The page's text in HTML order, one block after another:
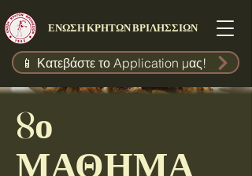
ΕΝΩΣΗ ΚΡΗΤΩΝ ΒΡΙΛΗΣΣΙΩΝ
📱 Κατεβάστε το Application μας!
8ο
ΜΑΘΗΜΑ